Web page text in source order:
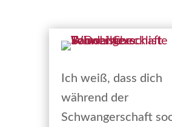
Ich weiß, dass dich
während der
Schwangerschaft